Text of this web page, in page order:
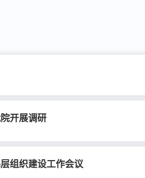
开展调研
组织建设工作会议